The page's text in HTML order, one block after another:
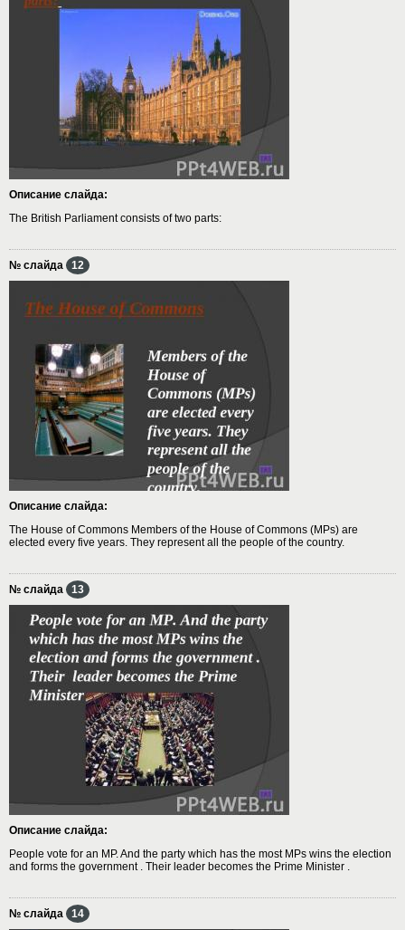
Описание слайда:
The British Parliament consists of two parts:
№ слайда 12
Описание слайда:
The House of Commons Members of the House of Commons (MPs) are
elected every five years. They represent all the people of the country.
№ слайда 13
Описание слайда:
People vote for an MP. And the party which has the most MPs wins the election
and forms the government . Their leader becomes the Prime Minister .
№ слайда 14